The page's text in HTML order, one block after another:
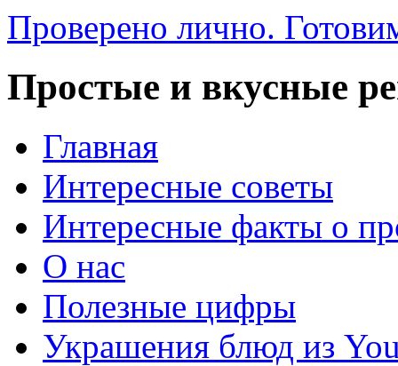
Проверено лично.
Простые и вкусные
Главная
Интересные советы
Интересные факты о
О нас
Полезные цифры
Украшения блюд из